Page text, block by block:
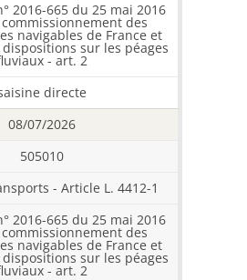
2016-665 du 25 mai 2016
des
navigables de France et
sur les péages
- art. 2
directe
08/07/2026
505010
- Article L. 4412-1
2016-665 du 25 mai 2016
des
navigables de France et
sur les péages
- art. 2